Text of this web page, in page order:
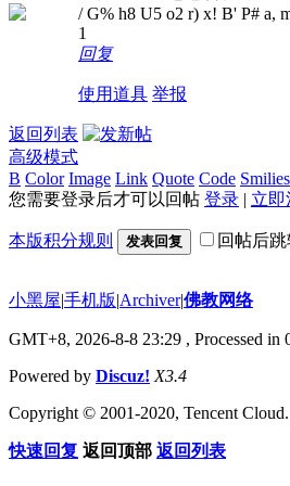
/ G% h8 U5 o2 r) x! B' P# a,
1
回复
使用道具 举报
返回列表
高级模式
B Color Image Link Quote Code Smilies
您需要登录后才可以回帖 登录 | 立即
本版积分规则 发表回复 回帖后
小黑屋|手机版|Archiver|佛教网络
GMT+8, 2026-8-8 23:29 , Processed in
Powered by Discuz! X3.4
Copyright © 2001-2020, Tencent Cloud.
快速回复 返回顶部 返回列表